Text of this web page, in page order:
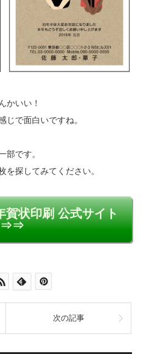
かいい！
じで面白いですね。
部です。
を探してみてください。
賀状印刷 公式サイト
次の記事